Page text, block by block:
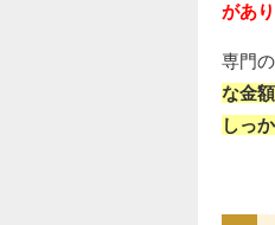
があり
専門
な金
しっ